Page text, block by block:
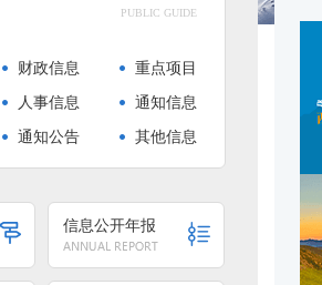
PUBLIC GUIDE
财政信息 重点项目
人事信息 通知信息
通知公告 其他信息
信息公开年报